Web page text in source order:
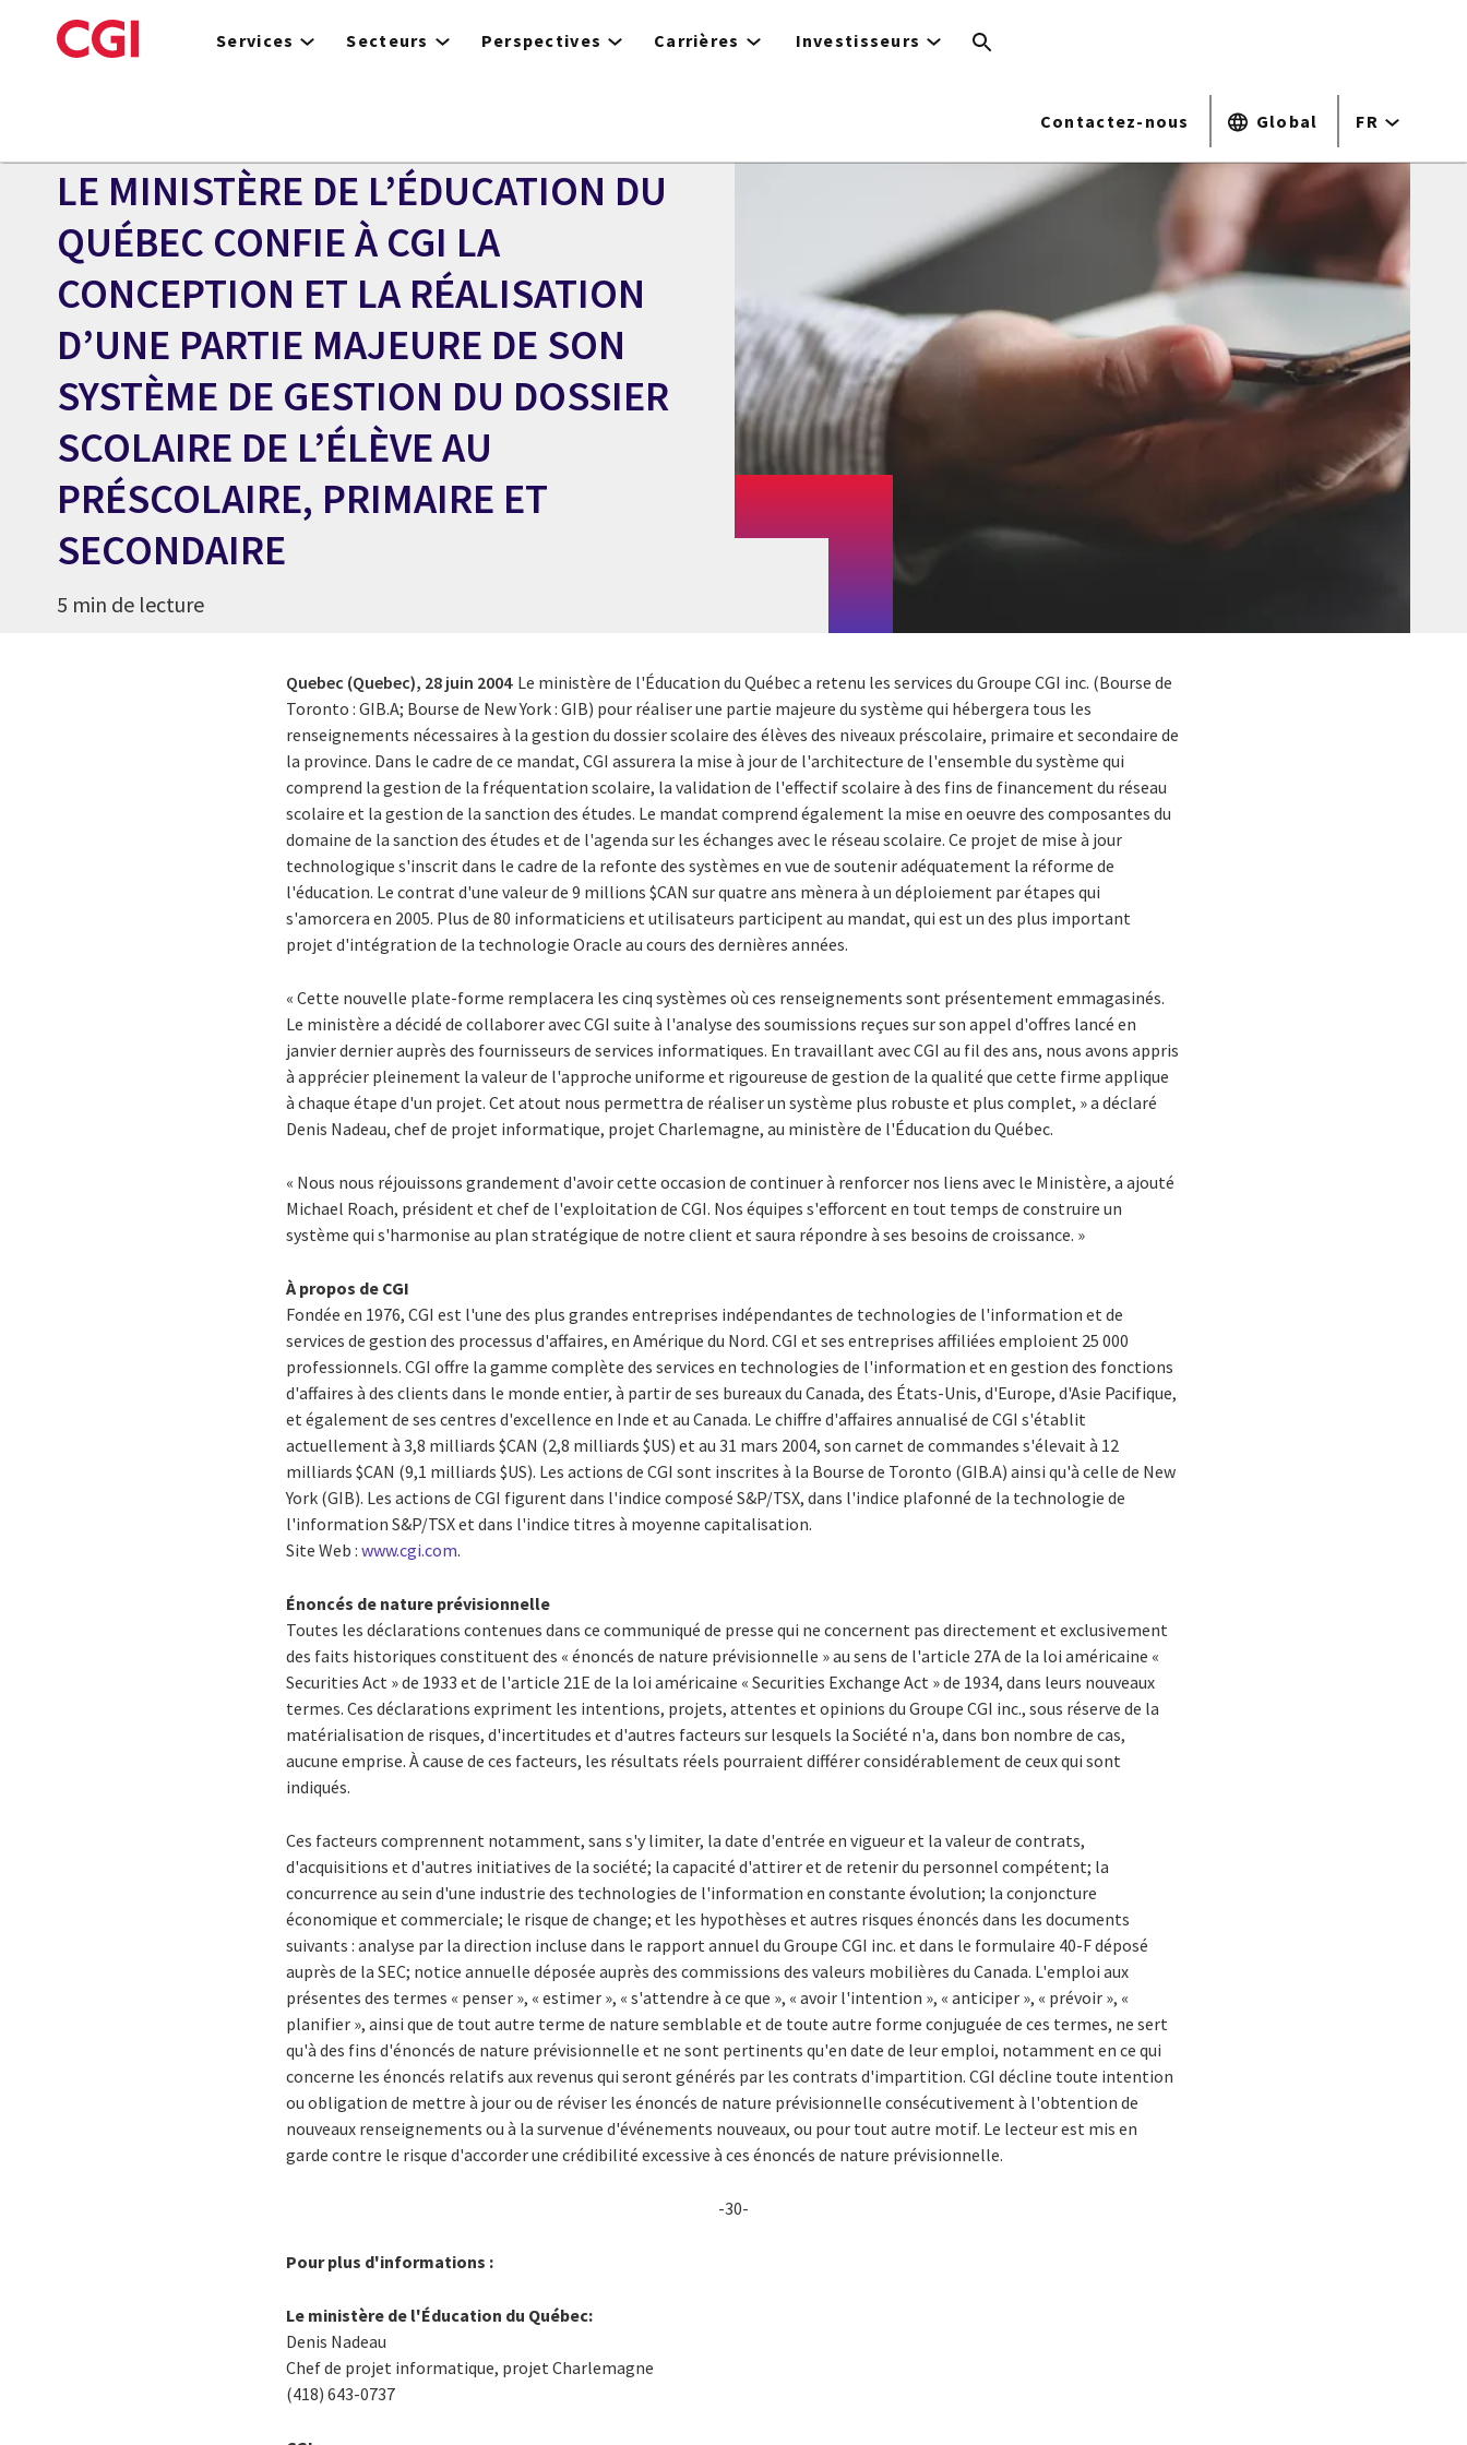
to
Services Secteurs Perspectives Carrières Investisseurs
Contactez-nous Global FR
LE MINISTÈRE DE L’ÉDUCATION DU
QUÉBEC CONFIE À CGI LA
CONCEPTION ET LA RÉALISATION
D’UNE PARTIE MAJEURE DE SON
SYSTÈME DE GESTION DU DOSSIER
SCOLAIRE DE L’ÉLÈVE AU
PRÉSCOLAIRE, PRIMAIRE ET
SECONDAIRE
5 min de lecture
Quebec (Quebec), 28 juin 2004 Le ministère de l'Éducation du Québec a retenu les services du Groupe CGI inc. (Bourse de
Toronto : GIB.A; Bourse de New York : GIB) pour réaliser une partie majeure du système qui hébergera tous les
renseignements nécessaires à la gestion du dossier scolaire des élèves des niveaux préscolaire, primaire et secondaire de
la province. Dans le cadre de ce mandat, CGI assurera la mise à jour de l'architecture de l'ensemble du système qui
comprend la gestion de la fréquentation scolaire, la validation de l'effectif scolaire à des fins de financement du réseau
scolaire et la gestion de la sanction des études. Le mandat comprend également la mise en oeuvre des composantes du
domaine de la sanction des études et de l'agenda sur les échanges avec le réseau scolaire. Ce projet de mise à jour
technologique s'inscrit dans le cadre de la refonte des systèmes en vue de soutenir adéquatement la réforme de
l'éducation. Le contrat d'une valeur de 9 millions $CAN sur quatre ans mènera à un déploiement par étapes qui
s'amorcera en 2005. Plus de 80 informaticiens et utilisateurs participent au mandat, qui est un des plus important
projet d'intégration de la technologie Oracle au cours des dernières années.
« Cette nouvelle plate-forme remplacera les cinq systèmes où ces renseignements sont présentement emmagasinés.
Le ministère a décidé de collaborer avec CGI suite à l'analyse des soumissions reçues sur son appel d'offres lancé en
janvier dernier auprès des fournisseurs de services informatiques. En travaillant avec CGI au fil des ans, nous avons appris
à apprécier pleinement la valeur de l'approche uniforme et rigoureuse de gestion de la qualité que cette firme applique
à chaque étape d'un projet. Cet atout nous permettra de réaliser un système plus robuste et plus complet, » a déclaré
Denis Nadeau, chef de projet informatique, projet Charlemagne, au ministère de l'Éducation du Québec.
« Nous nous réjouissons grandement d'avoir cette occasion de continuer à renforcer nos liens avec le Ministère, a ajouté
Michael Roach, président et chef de l'exploitation de CGI. Nos équipes s'efforcent en tout temps de construire un
système qui s'harmonise au plan stratégique de notre client et saura répondre à ses besoins de croissance. »
À propos de CGI
Fondée en 1976, CGI est l'une des plus grandes entreprises indépendantes de technologies de l'information et de
services de gestion des processus d'affaires, en Amérique du Nord. CGI et ses entreprises affiliées emploient 25 000
professionnels. CGI offre la gamme complète des services en technologies de l'information et en gestion des fonctions
d'affaires à des clients dans le monde entier, à partir de ses bureaux du Canada, des États-Unis, d'Europe, d'Asie Pacifique,
et également de ses centres d'excellence en Inde et au Canada. Le chiffre d'affaires annualisé de CGI s'établit
actuellement à 3,8 milliards $CAN (2,8 milliards $US) et au 31 mars 2004, son carnet de commandes s'élevait à 12
milliards $CAN (9,1 milliards $US). Les actions de CGI sont inscrites à la Bourse de Toronto (GIB.A) ainsi qu'à celle de New
York (GIB). Les actions de CGI figurent dans l'indice composé S&P/TSX, dans l'indice plafonné de la technologie de
l'information S&P/TSX et dans l'indice titres à moyenne capitalisation.
Site Web :www.cgi.com.
Énoncés de nature prévisionnelle
Toutes les déclarations contenues dans ce communiqué de presse qui ne concernent pas directement et exclusivement
des faits historiques constituent des « énoncés de nature prévisionnelle » au sens de l'article 27A de la loi américaine «
Securities Act » de 1933 et de l'article 21E de la loi américaine « Securities Exchange Act » de 1934, dans leurs nouveaux
termes. Ces déclarations expriment les intentions, projets, attentes et opinions du Groupe CGI inc., sous réserve de la
matérialisation de risques, d'incertitudes et d'autres facteurs sur lesquels la Société n'a, dans bon nombre de cas,
aucune emprise. À cause de ces facteurs, les résultats réels pourraient différer considérablement de ceux qui sont
indiqués.
Ces facteurs comprennent notamment, sans s'y limiter, la date d'entrée en vigueur et la valeur de contrats,
d'acquisitions et d'autres initiatives de la société; la capacité d'attirer et de retenir du personnel compétent; la
concurrence au sein d'une industrie des technologies de l'information en constante évolution; la conjoncture
économique et commerciale; le risque de change; et les hypothèses et autres risques énoncés dans les documents
suivants : analyse par la direction incluse dans le rapport annuel du Groupe CGI inc. et dans le formulaire 40-F déposé
auprès de la SEC; notice annuelle déposée auprès des commissions des valeurs mobilières du Canada. L'emploi aux
présentes des termes « penser », « estimer », « s'attendre à ce que », « avoir l'intention », « anticiper », « prévoir », «
planifier », ainsi que de tout autre terme de nature semblable et de toute autre forme conjuguée de ces termes, ne sert
qu'à des fins d'énoncés de nature prévisionnelle et ne sont pertinents qu'en date de leur emploi, notamment en ce qui
concerne les énoncés relatifs aux revenus qui seront générés par les contrats d'impartition. CGI décline toute intention
ou obligation de mettre à jour ou de réviser les énoncés de nature prévisionnelle consécutivement à l'obtention de
nouveaux renseignements ou à la survenue d'événements nouveaux, ou pour tout autre motif. Le lecteur est mis en
garde contre le risque d'accorder une crédibilité excessive à ces énoncés de nature prévisionnelle.
-30-
Pour plus d'informations :
Le ministère de l'Éducation du Québec:
Denis Nadeau
Chef de projet informatique, projet Charlemagne
(418) 643-0737